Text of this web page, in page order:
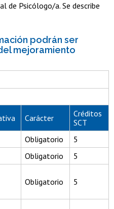
de Psicólogo/a. Se describe
podrán ser
mejoramiento
Carácter
Créditos
SCT
Obligatorio
5
Obligatorio
5
Obligatorio 5